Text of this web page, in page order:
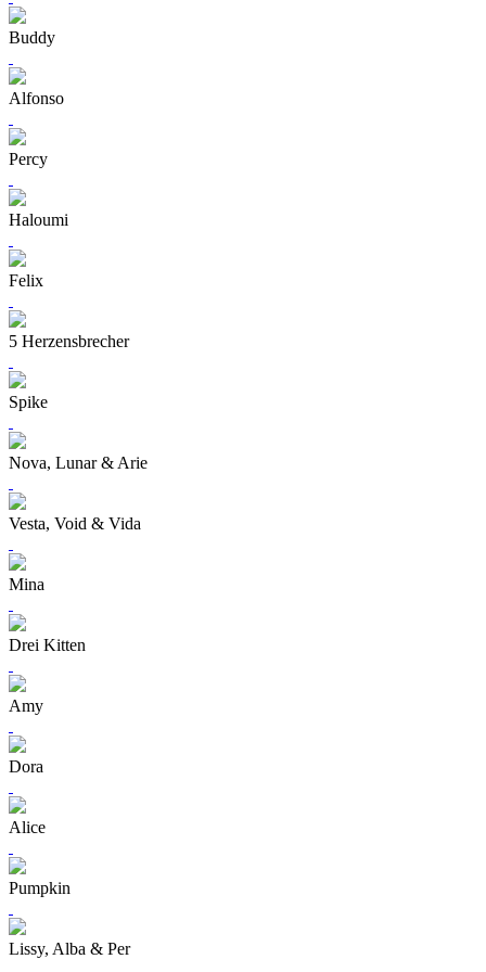
Buddy
Alfonso
Percy
Haloumi
Felix
5 Herzensbrecher
Spike
Nova, Lunar & Arie
Vesta, Void & Vida
Mina
Drei Kitten
Amy
Dora
Alice
Pumpkin
Lissy, Alba & Per